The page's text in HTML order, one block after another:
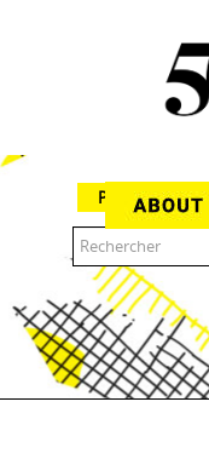
Parcourir